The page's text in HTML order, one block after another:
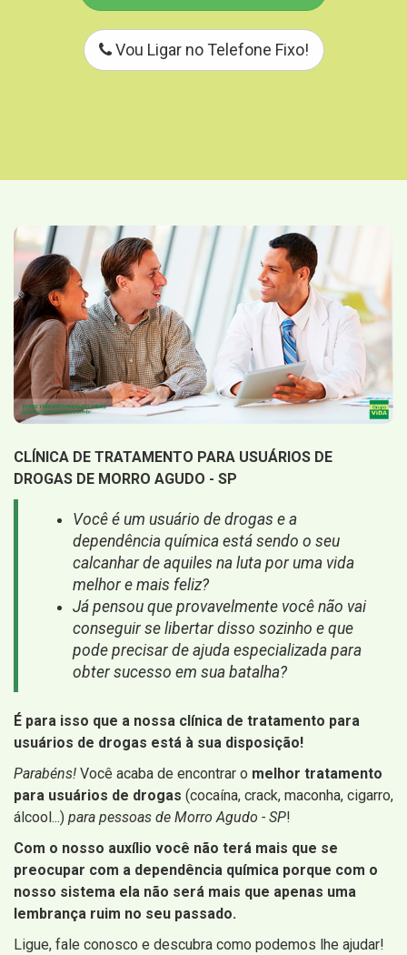
Vou Ligar no Telefone Fixo!
CLÍNICA DE TRATAMENTO PARA USUÁRIOS DE
DROGAS DE MORRO AGUDO - SP
Você é um usuário de drogas e a
dependência química está sendo o seu
calcanhar de aquiles na luta por uma vida
melhor e mais feliz?
Já pensou que provavelmente você não vai
conseguir se libertar disso sozinho e que
pode precisar de ajuda especializada para
obter sucesso em sua batalha?
É para isso que a nossa clínica de tratamento para
usuários de drogas está à sua disposição!
Parabéns! Você acaba de encontrar o melhor tratamento
para usuários de drogas (cocaína, crack, maconha, cigarro,
álcool...) para pessoas de Morro Agudo - SP!
Com o nosso auxílio você não terá mais que se
preocupar com a dependência química porque com o
nosso sistema ela não será mais que apenas uma
lembrança ruim no seu passado.
Ligue, fale conosco e descubra como podemos lhe ajudar!